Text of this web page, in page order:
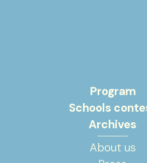
Program
Schools
Archives
About us